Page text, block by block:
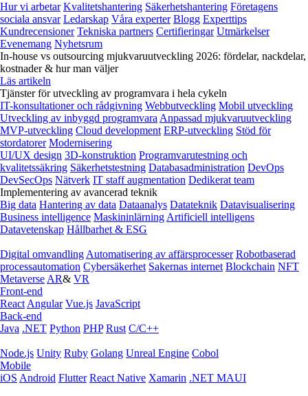
Hur vi arbetar Kvalitetshantering Säkerhetshantering Företagens
sociala ansvar Ledarskap Våra experter Blogg Experttips
Kundrecensioner Tekniska partners Certifieringar Utmärkelser
Evenemang Nyhetsrum
In-house vs outsourcing mjukvaruutveckling 2026: fördelar, nackdelar,
kostnader & hur man väljer
Läs artikeln
Tjänster för utveckling av programvara i hela cykeln
IT-konsultationer och rådgivning Webbutveckling Mobil utveckling
Utveckling av inbyggd programvara Anpassad mjukvaruutveckling
MVP-utveckling Cloud development ERP-utveckling Stöd för
stordatorer Modernisering
UI/UX design 3D-konstruktion Programvarutestning och
kvalitetssäkring Säkerhetstestning Databasadministration DevOps
DevSecOps Nätverk IT staff augmentation Dedikerat team
Implementering av avancerad teknik
Big data Hantering av data Dataanalys Datateknik Datavisualisering
Business intelligence Maskininlärning Artificiell intelligens
Datavetenskap Hållbarhet & ESG
Digital omvandling Automatisering av affärsprocesser Robotbaserad
processautomation Cybersäkerhet Sakernas internet Blockchain NFT
Metaverse AR& VR
Front-end
React Angular Vue.js JavaScript
Back-end
Java .NET Python PHP Rust C/C++
Node.js Unity Ruby Golang Unreal Engine Cobol
Mobile
iOS Android Flutter React Native Xamarin .NET MAUI